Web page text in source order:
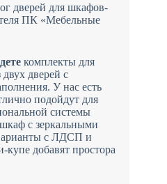
дверей для шкафов-
ПК «Мебельные
комплекты для
дверей с
У нас есть
подойдут для
системы
с зеркальными
с ЛДСП и
купе добавят простора